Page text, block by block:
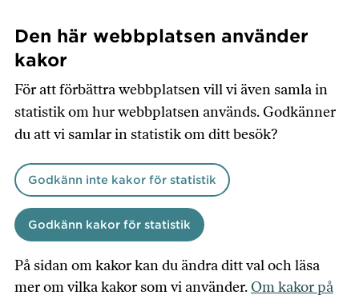
till
huvudinnehåll
Den här webbplatsen använder
kakor
För att förbättra webbplatsen vill vi även samla in
statistik om hur webbplatsen används. Godkänner
du att vi samlar in statistik om ditt besök?
Godkänn inte kakor för statistik
Godkänn kakor för statistik
På sidan om kakor kan du ändra ditt val och läsa
mer om vilka kakor som vi använder.Om kakor på